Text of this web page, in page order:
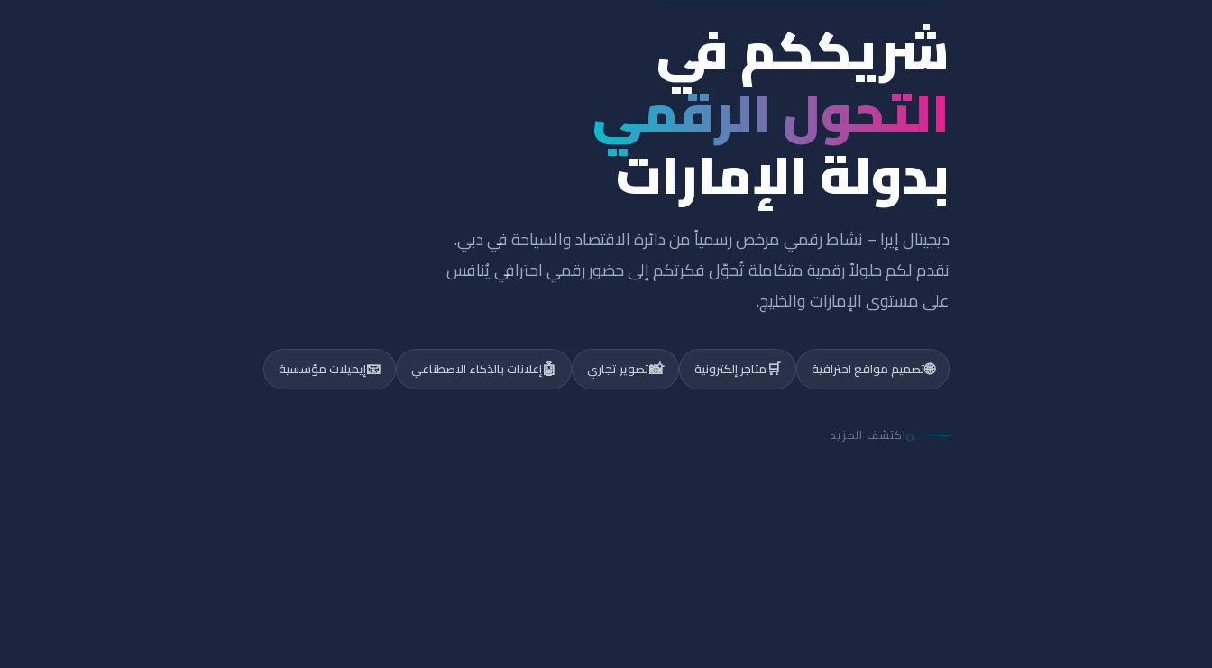
شريككم في
التحول الرقمي
بدولة الإمارات
ديجيتال إيرا – نشاط رقمي مرخص رسمياً من دائرة الاقتصاد والسياحة في دبي.
نقدم لكم حلولاً رقمية متكاملة تُحوّل فكرتكم إلى حضور رقمي احترافي يُنافس
على مستوى الإمارات والخليج.
🌐تصميم مواقع احترافية 🛒متاجر إلكترونية 📸تصوير تجاري 🤖إعلانات بالذكاء الاصطناعي 📧إيميلات مؤسسية
اكتشف المزيد